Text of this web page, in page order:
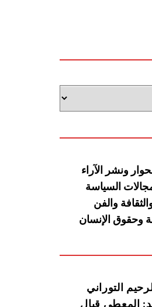
ونشر
الآراء
السياسة
والفن
وحقوق الإنسان
التوراني
المعطي قبال